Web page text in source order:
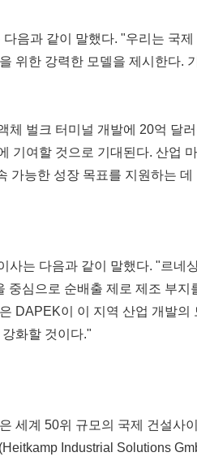
다음과 같이 말했다. "우리는 국
위한 강력한 모델을 제시한다.
벌크 터미널 개발에 20억 달
기여할 것으로 기대된다. 산업
가능한 성장 목표를 지원하는 데
는 다음과 같이 말했다. "르
심으로 순배출 제로 제조 부
DAPEK이 이 지역 산업 개발
화할 것이다."
세계 50위 규모의 국제 건설
Industrial Solutions